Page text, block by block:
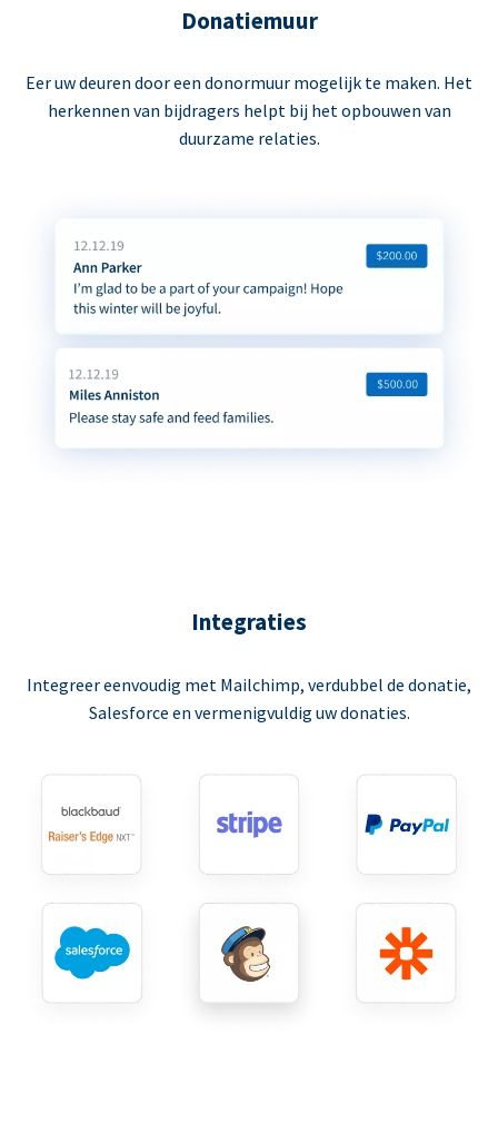
Donatiemuur
Eer uw deuren door een donormuur mogelijk te maken. Het
herkennen van bijdragers helpt bij het opbouwen van
duurzame relaties.
Integraties
Integreer eenvoudig met Mailchimp, verdubbel de donatie,
Salesforce en vermenigvuldig uw donaties.